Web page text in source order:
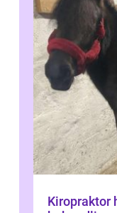
Kiropraktor häst när